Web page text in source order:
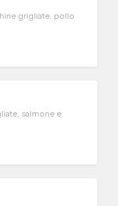
grigliate, pollo
salmone e